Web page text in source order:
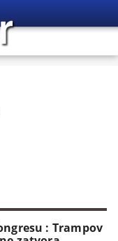
: Trampov